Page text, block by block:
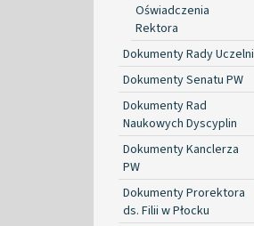
Oświadczenia
Rektora
Dokumenty Rady Uczelni
Dokumenty Senatu PW
Dokumenty Rad
Naukowych Dyscyplin
Dokumenty Kanclerza
PW
Dokumenty Prorektora
ds. Filii w Płocku